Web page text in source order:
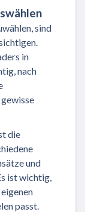
sind
in
nach
die
und
ist wichtig,
passt.